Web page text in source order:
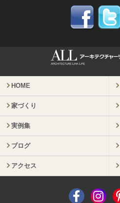
HOME
家づくり
実例集
ブログ
アクセス